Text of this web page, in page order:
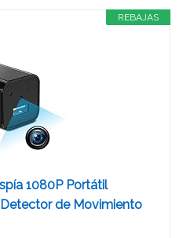
REBAJAS
1080P Portátil
de Movimiento